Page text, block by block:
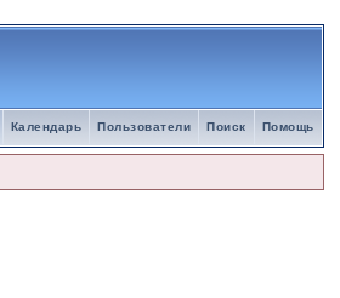
Помощь
Поиск
Пользователи
Календарь